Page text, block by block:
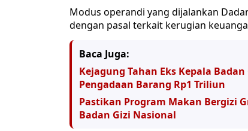
Modus operandi yang dijalankan
dengan pasal terkait kerugian
Baca Juga:
Kejagung Tahan Eks Kepala
Pengadaan Barang Rp1 Triliun
Pastikan Program Makan Bergizi
Badan Gizi Nasional